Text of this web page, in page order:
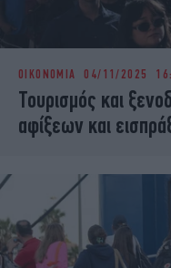
ΟΙΚΟΝΟΜΙΑ 04/11/2025
Τουρισμός και
αφίξεων και